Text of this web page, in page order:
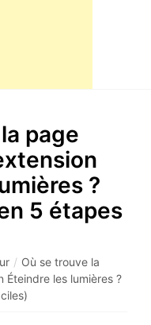
page
?
5 étapes
/ Où se trouve la
Éteindre les lumières ?